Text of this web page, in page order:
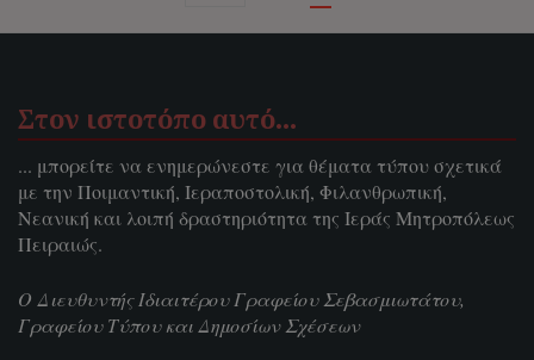
Στον ιστοτόπο αυτό…
... μπορείτε να ενημερώνεστε για θέματα τύπου σχετικά
με την Ποιμαντική, Ιεραποστολική, Φιλανθρωπική,
Νεανική και λοιπή δραστηριότητα της Ιεράς Μητροπόλεως
Πειραιώς.
Ο Διευθυντής Ιδιαιτέρου Γραφείου Σεβασμιωτάτου,
Γραφείου Τύπου και Δημοσίων Σχέσεων